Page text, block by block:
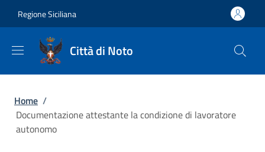
Regione Siciliana
Città di Noto
Briciole di pane
Home /
Documentazione attestante la condizione di lavoratore
autonomo